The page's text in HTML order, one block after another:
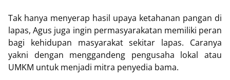
Tak hanya menyerap hasil upaya ketahanan pangan di
lapas, Agus juga ingin permasyarakatan memiliki peran
bagi kehidupan masyarakat sekitar lapas. Caranya
yakni dengan menggandeng pengusaha lokal atau
UMKM untuk menjadi mitra penyedia bama.